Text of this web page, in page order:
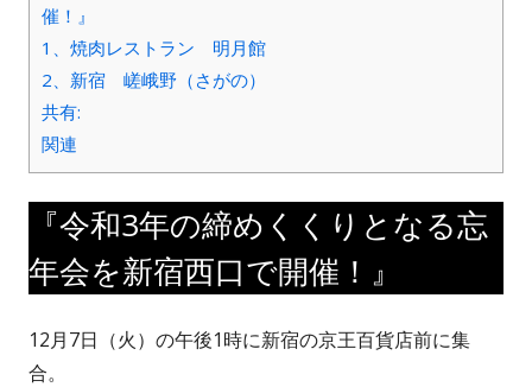
催！』
1、焼肉レストラン 明月館
2、新宿 嵯峨野（さがの）
共有:
関連
『令和3年の締めくくりとなる忘
年会を新宿西口で開催！』
12月7日（火）の午後1時に新宿の京王百貨店前に集
合。